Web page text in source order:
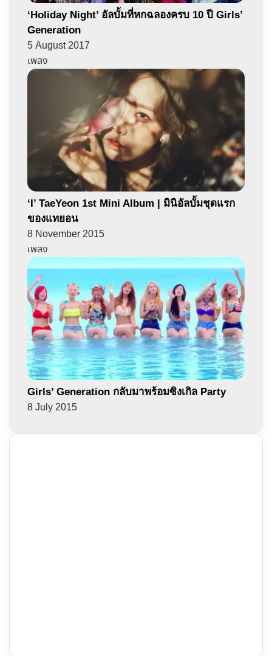
‘Holiday Night’ อัลบั้มที่หกฉลองครบ 10 ปี Girls’
Generation
5 August 2017
เพลง
‘I’ TaeYeon 1st Mini Album | มินิอัลบั้มชุดแรก
ของแทยอน
8 November 2015
เพลง
Girls’ Generation กลับมาพร้อมซิงเกิล Party
8 July 2015